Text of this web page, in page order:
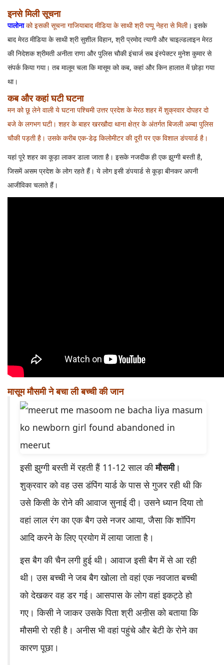
इनसे मिली सूचना
पालोनाको इसकी सूचना गाजियाबाद मीडिया के साथी श्री पप्पू नेहरा से मिली। इसके
बाद मेरठ मीडिया के साथी श्री सुशील विहान, श्री प्रमोद त्यागी और चाइल्डलाइन मेरठ
की निदेशक श्रीमती अनीता राणा और पुलिस चौकी इंचार्ज सब इंस्पेक्टर मुनेश कुमार से
संपर्क किया गया। तब मालूम चला कि मासूम को कब, कहां और किन हालात में छोड़ा गया
था।
कब और कहां घटी घटना
मन को छू लेने वाली ये घटना पश्चिमी उत्तर प्रदेश के मेरठ शहर में शुक्रवार दोपहर दो
बजे के लगभग घटी। शहर के बाहर खरखौदा थाना क्षेत्र के अंतर्गत बिजली अम्बा पुलिस
चौकी पड़ती है। उसके करीब एक-डेढ़ किलोमीटर की दूरी पर एक विशाल डंपयार्ड है।
यहां पूरे शहर का कूड़ा लाकर डाला जाता है। इसके नजदीक ही एक झुग्गी बस्ती है,
जिसमें असम प्रदेश के लोग रहते हैं। ये लोग इसी डंपयार्ड से कूड़ा बीनकर अपनी
आजीविका चलाते हैं।
मासूम मौसमी ने बचा ली बच्ची की जान
इसी झुग्गी बस्ती में रहती हैं 11-12 साल कीमौसमी।
शुक्रवार को वह उस डंपिंग यार्ड के पास से गुजर रही थी कि
उसे किसी के रोने की आवाज सुनाई दी। उसने ध्यान दिया तो
वहां लाल रंग का एक बैग उसे नजर आया, जैसा कि शॉपिंग
आदि करने के लिए प्रयोग में लाया जाता है।
इस बैग की चैन लगी हुई थी। आवाज इसी बैग में से आ रही
थी। उस बच्ची ने जब बैग खोला तो वहां एक नवजात बच्ची
को देखकर वह डर गई। आसपास के लोग वहां इकट्ठे हो
गए। किसी ने जाकर उसके पिता श्री अऩीस को बताया कि
मौसमी रो रही है। अनीस भी वहां पहुंचे और बेटी के रोने का
कारण पूछा।